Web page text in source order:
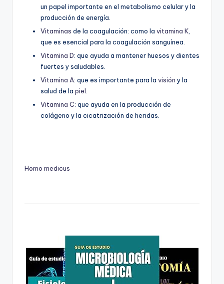
un papel importante en el metabolismo celular y la
producción de energía.
Vitaminas de la coagulación: como la vitamina K
que es esencial para la coagulación sanguínea.
Vitamina D: que ayuda a mantener huesos y dientes
fuertes y saludables.
Vitamina A: que es importante para la visión y la
salud de la piel
Vitamina C: que ayuda en la producción de
colágeno y la cicatrización de heridas.
Homo medicus